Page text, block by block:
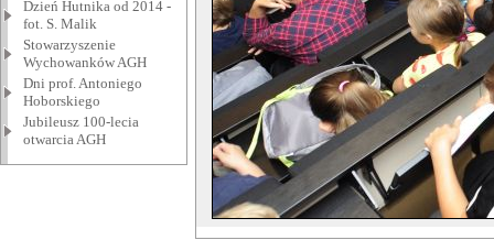
Dzień Hutnika od 2014 -
fot. S. Malik
Stowarzyszenie
Wychowanków AGH
Dni prof. Antoniego
Hoborskiego
Jubileusz 100-lecia
otwarcia AGH